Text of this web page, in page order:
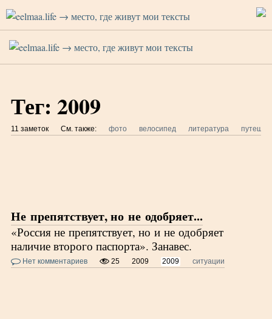
Тег: 2009
11 заметок См. также: фото велосипед литература
Не препятствует, но не одобряет...
«Россия не препятствует, но и не одобряет
наличие второго паспорта». Занавес.
Нет комментариев 25 2009 2009 ситуации